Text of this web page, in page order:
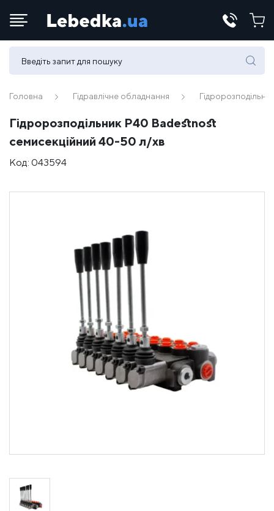
Телефони:
(067) 430 82-15
Головна Гідравлічне обладнання
Гідророзподільник Р40 Badestnost
семисекційний 40-50 л/хв
Код: 043594